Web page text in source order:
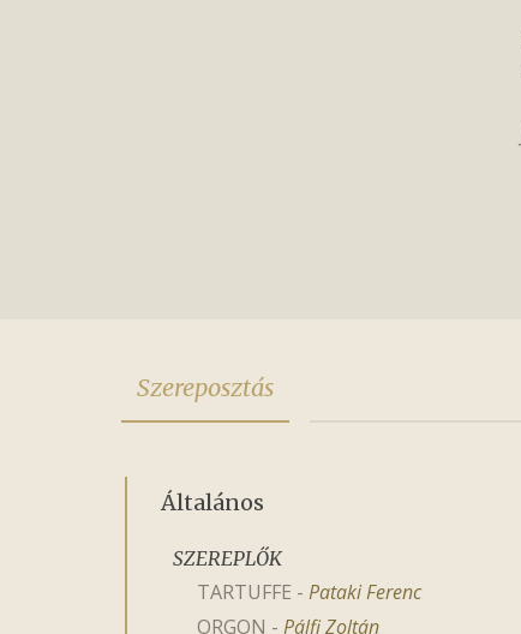
Szereposztás
Általános
SZEREPLŐK
TARTUFFE - Pataki Ferenc
ORGON - Pálfi Zoltán